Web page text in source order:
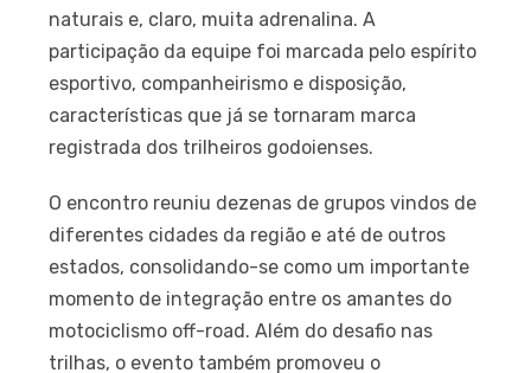
naturais e, claro, muita adrenalina. A
participação da equipe foi marcada pelo espírito
esportivo, companheirismo e disposição,
características que já se tornaram marca
registrada dos trilheiros godoienses.
O encontro reuniu dezenas de grupos vindos de
diferentes cidades da região e até de outros
estados, consolidando-se como um importante
momento de integração entre os amantes do
motociclismo off-road. Além do desafio nas
trilhas, o evento também promoveu o